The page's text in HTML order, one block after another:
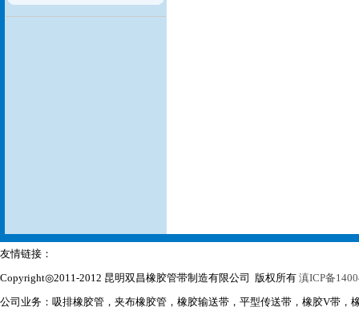
友情链接：
Copyright◎2011-2012 昆明双昌橡胶管带制造有限公司 版权所有 滇ICP备
公司业务：吸排橡胶管，夹布橡胶管，橡胶输送带，平型传送带，橡胶V带，